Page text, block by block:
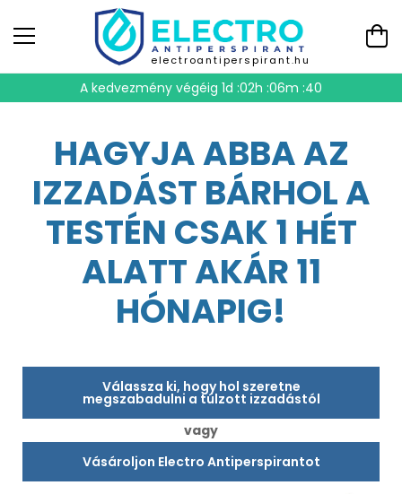
electroantiperspirant.hu
A kedvezmény végéig1d :02h :06m :39
HAGYJA ABBA AZ
IZZADÁST BÁRHOL A
TESTÉN CSAK 1 HÉT
ALATT AKÁR 11
HÓNAPIG!
Válassza ki, hogy hol szeretne
megszabadulni a túlzott izzadástól
vagy
Vásároljon Electro Antiperspirantot